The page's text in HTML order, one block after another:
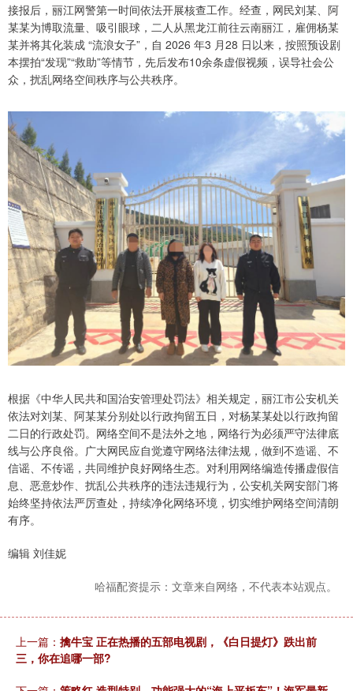
接报后，丽江网警第一时间依法开展核查工作。经查，网民刘某、阿
某某为博取流量、吸引眼球，二人从黑龙江前往云南丽江，雇佣杨某
某并将其化装成 “流浪女子”，自 2026 年3 月28 日以来，按照预设剧
本摆拍“发现”“救助”等情节，先后发布10余条虚假视频，误导社会公
众，扰乱网络空间秩序与公共秩序。
根据《中华人民共和国治安管理处罚法》相关规定，丽江市公安机关
依法对刘某、阿某某分别处以行政拘留五日，对杨某某处以行政拘留
二日的行政处罚。网络空间不是法外之地，网络行为必须严守法律底
线与公序良俗。广大网民应自觉遵守网络法律法规，做到不造谣、不
信谣、不传谣，共同维护良好网络生态。对利用网络编造传播虚假信
息、恶意炒作、扰乱公共秩序的违法违规行为，公安机关网安部门将
始终坚持依法严厉查处，持续净化网络环境，切实维护网络空间清朗
有序。
编辑 刘佳妮
哈福配资提示：文章来自网络，不代表本站观点。
上一篇： 擒牛宝 正在热播的五部电视剧，《白日提灯》跌出前
三，你在追哪一部?